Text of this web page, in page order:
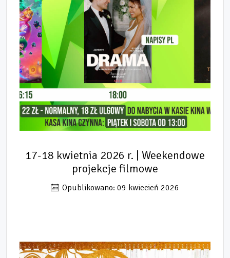
17-18 kwietnia 2026 r. | Weekendowe
projekcje filmowe
Opublikowano: 09 kwiecień 2026